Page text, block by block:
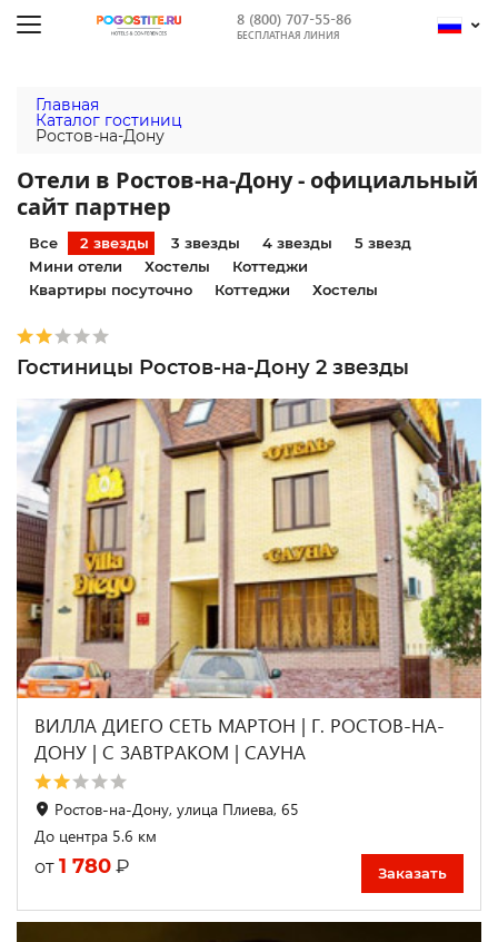
8 (800) 707-55-86
БЕСПЛАТНАЯ ЛИНИЯ
Главная
Каталог гостиниц
Ростов-на-Дону
Отели в Ростов-на-Дону - официальный
сайт партнер
Все 2 звезды 3 звезды 4 звезды
5 звезд
Мини отели
Хостелы
Коттеджи
Квартиры посуточно
Коттеджи Хостелы
Гостиницы Ростов-на-Дону 2 звезды
ВИЛЛА ДИЕГО СЕТЬ МАРТОН | Г. РОСТОВ-НА-
ДОНУ | С ЗАВТРАКОМ | САУНА
Ростов-на-Дону, улица Плиева, 65
До центра 5.6 км
от 1 780 ₽ Заказать